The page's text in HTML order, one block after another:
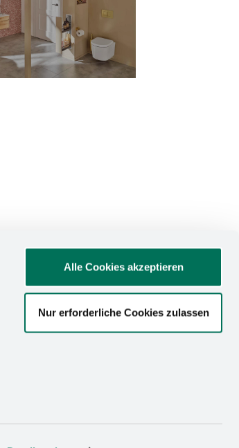
Alle Cookies akzeptieren
Nur erforderliche Cookies zulassen